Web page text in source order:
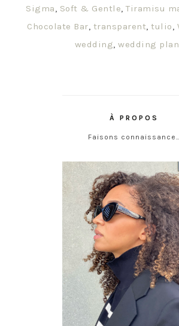
Sigma, Soft & Gentle,Tiramisu
Chocolate Bar, transparent, tulio,
wedding, wedding
À PROPOS
Faisons connaissance…